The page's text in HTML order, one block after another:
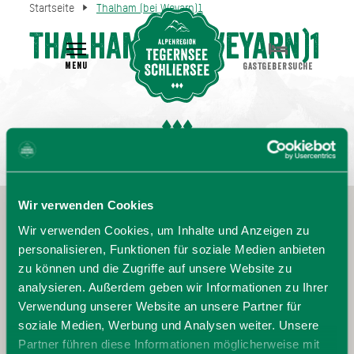
Wir verwenden Cookies
Wir verwenden Cookies, um Inhalte und Anzeigen zu
personalisieren, Funktionen für soziale Medien anbieten
zu können und die Zugriffe auf unsere Website zu
analysieren. Außerdem geben wir Informationen zu Ihrer
Verwendung unserer Website an unsere Partner für
soziale Medien, Werbung und Analysen weiter. Unsere
Partner führen diese Informationen möglicherweise mit
Startseite Thalham (bei Weyarn)1
Thalham (bei Weyarn)1
MENU GASTGEBERSUCHE